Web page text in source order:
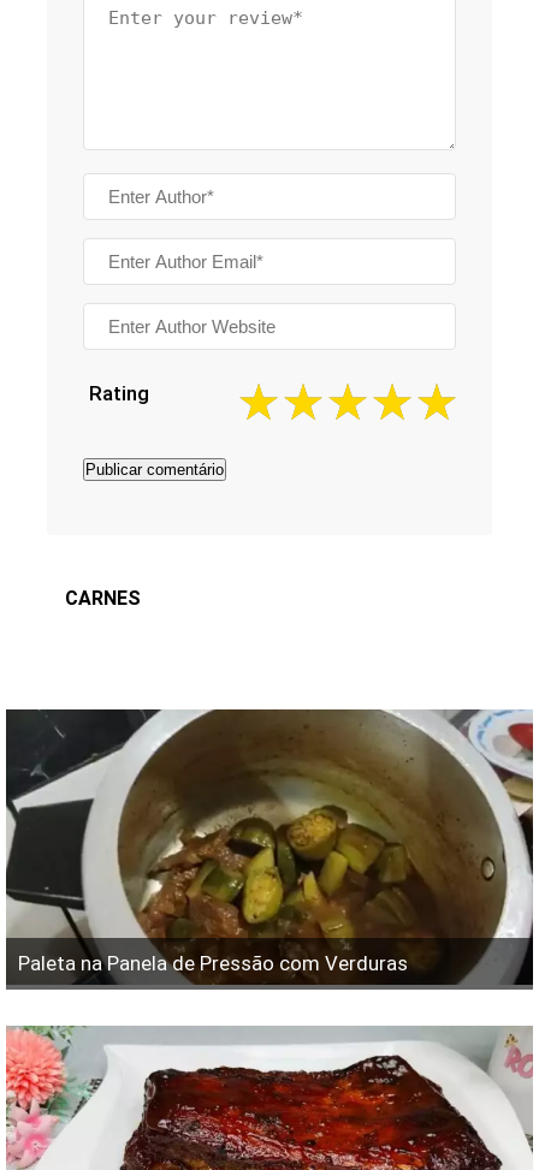
Rating
CARNES
Paleta na Panela de Pressão com Verduras